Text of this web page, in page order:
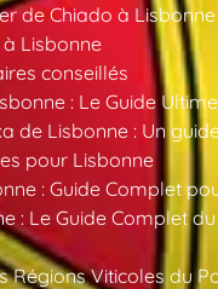
de Chiado à Lisbonne
Lisbonne
conseillés
: Le Guide
de Lisbonne : Un
pour Lisbonne
: Guide Complet
: Le Guide Complet
Régions Viticoles du